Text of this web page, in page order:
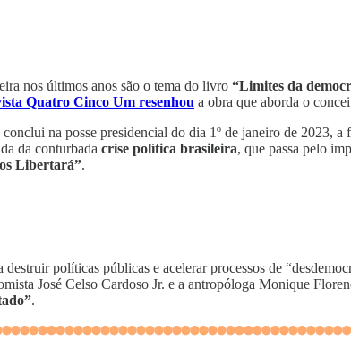
nos últimos anos são o tema do livro “Limites da
Quatro Cinco Um resenhou a obra que aborda o
conclui na posse presidencial do dia 1º de janeiro de 2023, a
da conturbada crise política brasileira, que passa pelo
Libertará”.
destruir políticas públicas e acelerar processos de
José Celso Cardoso Jr. e a antropóloga Monique
.